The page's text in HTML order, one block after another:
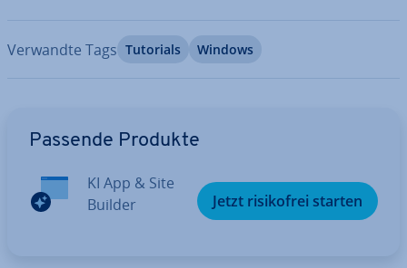
Verwandte Tags Tutorials Windows
Passende Produkte
KI App & Site
Builder
Jetzt ri­si­ko­frei starten